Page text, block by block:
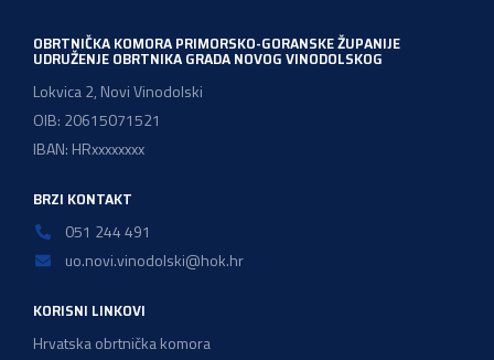
OBRTNIČKA KOMORA PRIMORSKO-GORANSKE ŽUPANIJE
UDRUŽENJE OBRTNIKA GRADA NOVOG VINODOLSKOG
Lokvica 2, Novi Vinodolski
OIB: 20615071521
IBAN: HRxxxxxxxx
BRZI KONTAKT
051 244 491
uo.novi.vinodolski@hok.hr
KORISNI LINKOVI
Hrvatska obrtnička komora